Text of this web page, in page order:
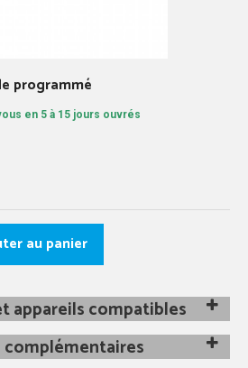
programmé
en 5 à 15 jours ouvrés
au panier
appareils compatibles